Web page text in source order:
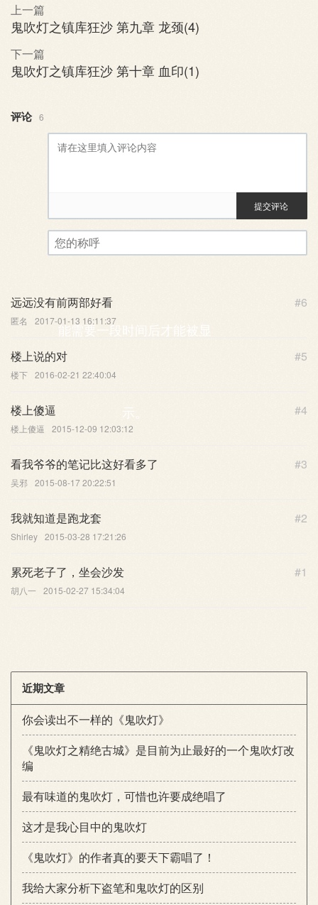
上一篇
鬼吹灯之镇库狂沙 第九章 龙颈(4)
下一篇
鬼吹灯之镇库狂沙 第十章 血印(1)
评论 6
评论审核已启用。您的评论可
能需要一段时间后才能被显
示。
提交评论
#6
远远没有前两部好看
匿名 2017-01-13 16:11:37
#5
楼上说的对
楼下 2016-02-21 22:40:04
#4
楼上傻逼
楼上傻逼 2015-12-09 12:03:12
#3
看我爷爷的笔记比这好看多了
吴邪 2015-08-17 20:22:51
#2
我就知道是跑龙套
Shirley 2015-03-28 17:21:26
#1
累死老子了，坐会沙发
胡八一 2015-02-27 15:34:04
近期文章
你会读出不一样的《鬼吹灯》
《鬼吹灯之精绝古城》是目前为止最好的一个鬼吹灯改
编
最有味道的鬼吹灯，可惜也许要成绝唱了
这才是我心目中的鬼吹灯
《鬼吹灯》的作者真的要天下霸唱了！
我给大家分析下盗笔和鬼吹灯的区别